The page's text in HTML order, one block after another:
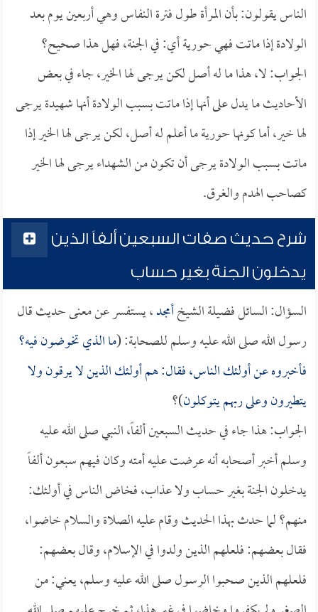
الناس يقولون: بأن المرأة طول فترة النفاس وهي أربعين يوم بعد
الولادة إذا ماتت فهي حورية أي: في الجنة، فهل هذا صحيح؟
الجواب: لا، هذا ما له أصل لكن يرجى لها الخير، جاء في بعض
الأحاديث ما يدل على أنها إذا ماتت بسبب الولادة أنها شهيدة يرجى
لها خير، أما كونها حورية ما أعلم له أصل، لكن يرجى لها الخير إذا
ماتت بسبب الولادة يرجى أن تكون من الشهداء يرجى لها الخير
كصاحب الهدم والغرق.
شرح حديث صفات السبعين ألفاً الذين
يدخلون الجنة بغير حساب
السؤال: السائل فضيلة الشيخأمجد، يستفسر عن معنى حديث قال
رسول الله صلى الله عليه وسلم للصحابة: (ما الذي تخوضون فيه؟
فأخبروه عن أولئك الناس، فقال: هم أولئك الذين لا يرقون ولا
يتطيرون وعلى ربهم يتوكلون)؟
الجواب: هذا جاء في حديث السبعين ألفاً، النبي صلى الله عليه
وسلم أخبر أصحابه أنه عرضت عليه أمته وكان فيهم سبعون ألفاً
يدخلون الجنة بغير حساب ولا عذاب، فخاض الناس في أولئك:
منهم؟ لما حدث بهذا الحديث وقام عليه الصلاة والسلام خاضوا،
فقال بعضهم: فلعلهم الذين ولدوا في الإسلام، وقال بعضهم:
فلعلهم الذين صحبوا الرسول صلى الله عليه وسلم، يعني: من